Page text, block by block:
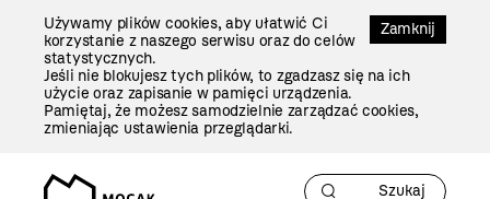
Zamknij
Używamy plików cookies, aby ułatwić Ci
korzystanie z naszego serwisu oraz do celów
statystycznych.
Jeśli nie blokujesz tych plików, to zgadzasz się na ich
użycie oraz zapisanie w pamięci urządzenia.
Pamiętaj, że możesz samodzielnie zarządzać cookies,
zmieniając ustawienia przeglądarki.